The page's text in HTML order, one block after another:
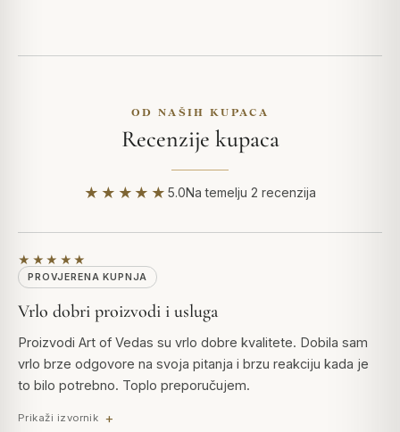
OD NAŠIH KUPACA
Recenzije kupaca
★★★★★5.0Na temelju 2 recenzija
★★★★★
PROVJERENA KUPNJA
Vrlo dobri proizvodi i usluga
Proizvodi Art of Vedas su vrlo dobre kvalitete. Dobila sam
vrlo brze odgovore na svoja pitanja i brzu reakciju kada je
to bilo potrebno. Toplo preporučujem.
Prikaži izvornik